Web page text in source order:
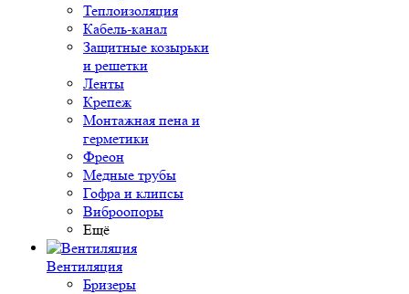
Теплоизоляция
Кабель-канал
Защитные козырьки
и решетки
Ленты
Крепеж
Монтажная пена и
герметики
Фреон
Медные трубы
Гофра и клипсы
Виброопоры
Ещё
Вентиляция
Бризеры